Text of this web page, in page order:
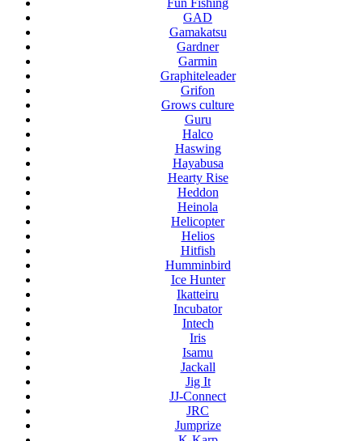
Fun Fishing
GAD
Gamakatsu
Gardner
Garmin
Graphiteleader
Grifon
Grows culture
Guru
Halco
Haswing
Hayabusa
Hearty Rise
Heddon
Heinola
Helicopter
Helios
Hitfish
Humminbird
Ice Hunter
Ikatteiru
Incubator
Intech
Iris
Isamu
Jackall
Jig It
JJ-Connect
JRC
Jumprize